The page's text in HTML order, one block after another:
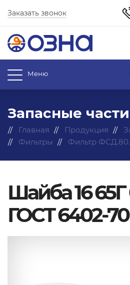
Заказать звонок
Меню
Запасные части
Главная Продукция
Фильтры
Фильтр
Шайба 16 65Г
ГОСТ 6402-70